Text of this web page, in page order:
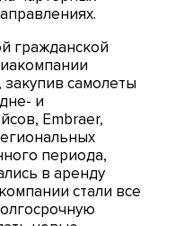
гражданской
самолеты
и
Embraer,
периода,
в аренду
стали все